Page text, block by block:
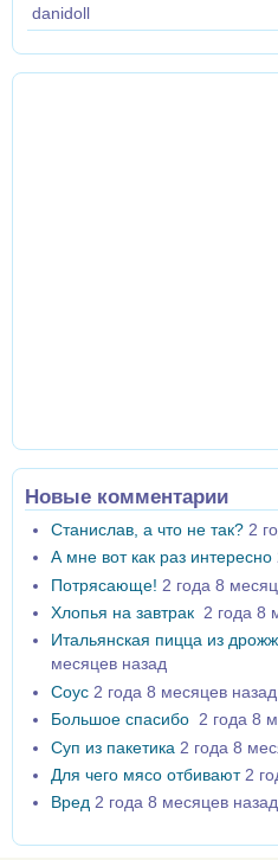
danidoll
Новые комментарии
Станислав, а что не так? 2
А мне вот как раз интересно
Потрясающе! 2 года 8
Хлопья на завтрак 2 года 8
Итальянская пицца из
месяцев назад
Соус 2 года 8 месяцев назад
Большое спасибо 2 года 8
Суп из пакетика 2 года 8
Для чего мясо отбивают 2
Вред 2 года 8 месяцев назад